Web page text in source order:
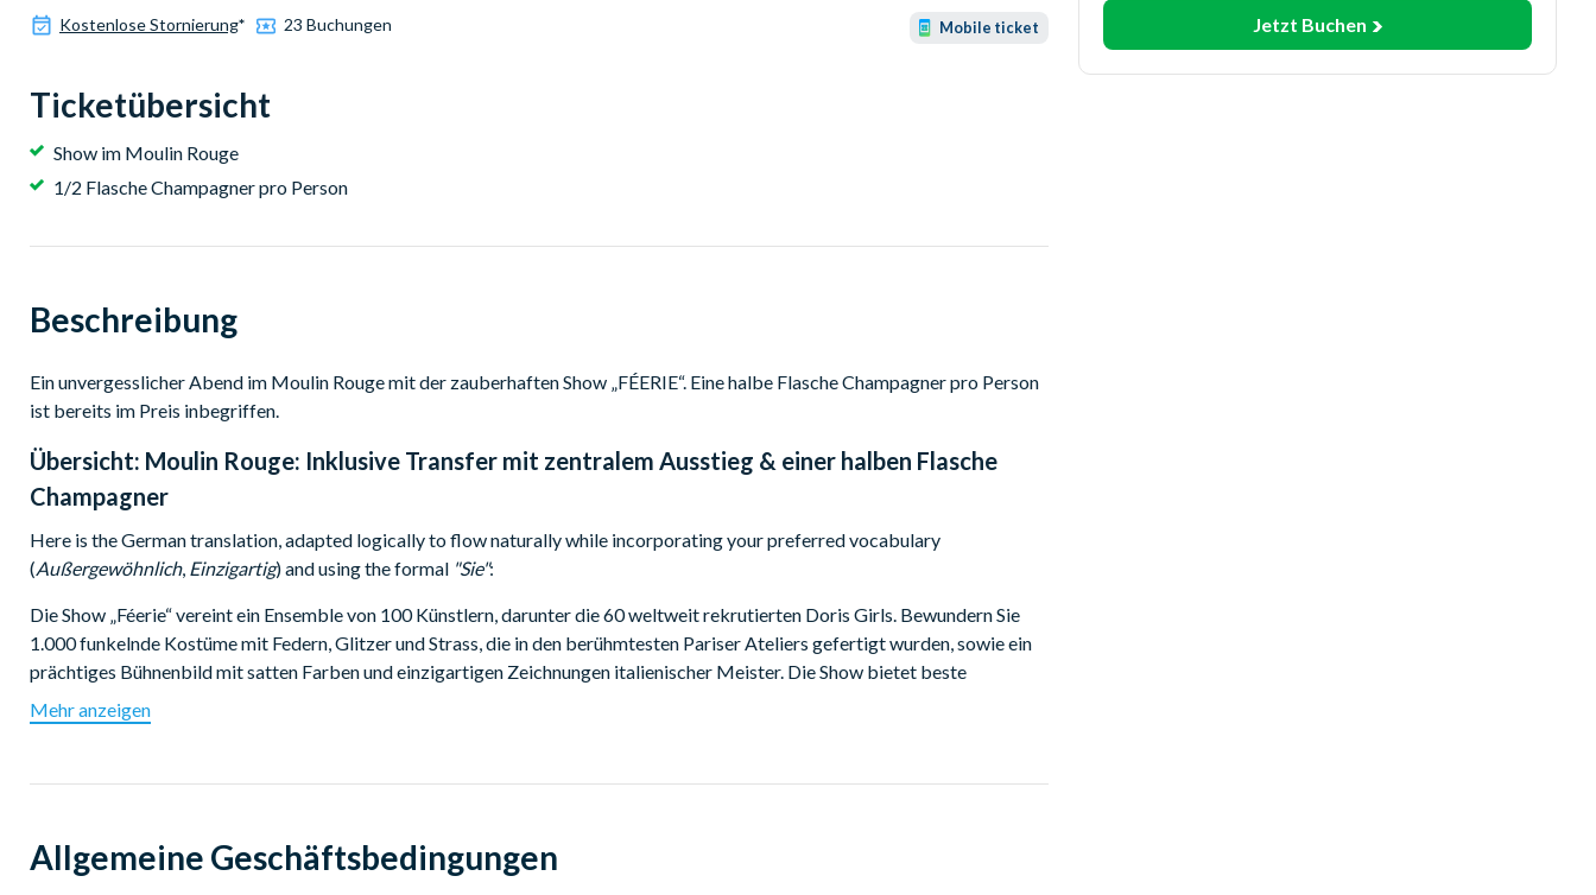
Kostenlose Stornierung* 23 Buchungen Mobile ticket
Ticketübersicht
Show im Moulin Rouge
1/2 Flasche Champagner pro Person
Jetzt Buchen
Beschreibung
Ein unvergesslicher Abend im Moulin Rouge mit der zauberhaften Show „FÉERIE“. Eine halbe Flasche Champagner pro Person
ist bereits im Preis inbegriffen.
Übersicht: Moulin Rouge: Inklusive Transfer mit zentralem Ausstieg & einer halben Flasche
Champagner
Here is the German translation, adapted logically to flow naturally while incorporating your preferred vocabulary
(Außergewöhnlich, Einzigartig) and using the formal "Sie":
Die Show „Féerie“ vereint ein Ensemble von 100 Künstlern, darunter die 60 weltweit rekrutierten Doris Girls. Bewundern Sie
1.000 funkelnde Kostüme mit Federn, Glitzer und Strass, die in den berühmtesten Pariser Ateliers gefertigt wurden, sowie ein
prächtiges Bühnenbild mit satten Farben und einzigartigen Zeichnungen italienischer Meister. Die Show bietet beste
internationale Unterhaltung, außergewöhnliche Showacts und die lang ersehnte Rückkehr des riesigen Aquariums. Genießen
Sie dazu die Originalmusik, eingespielt von 80 Musikern und 60 Chorsängern!
Mitarbeiter, erkennbar an der roten Jacke von Paris CityVision, erwartet Sie vor den Kassen des Moulin Rouge. Die Show
beginnt um 21:00 Uhr und endet gegen 23:00 Uhr.
Mehr anzeigen
Allgemeine Geschäftsbedingungen